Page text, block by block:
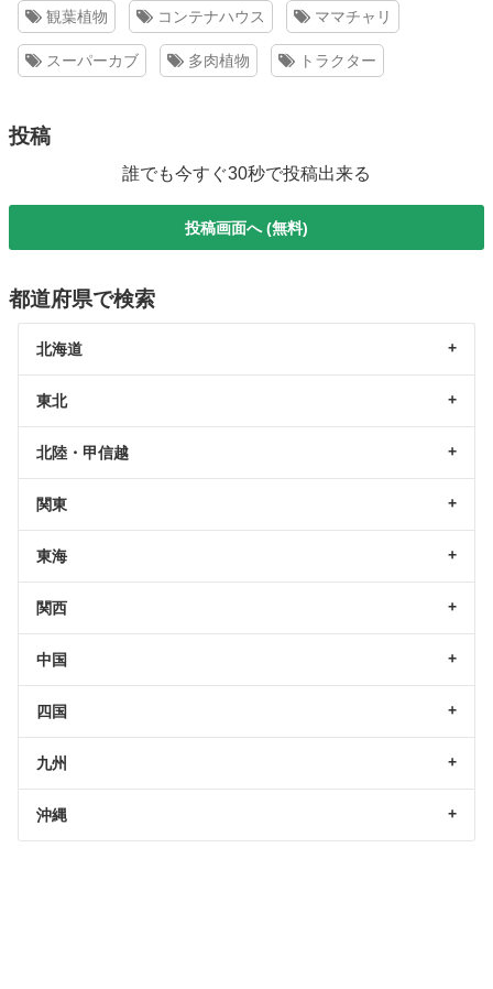
観葉植物 コンテナハウス ママチャリ
スーパーカブ 多肉植物 トラクター
投稿
誰でも今すぐ30秒で投稿出来る
投稿画面へ (無料)
都道府県で検索
北海道
東北
北陸・甲信越
関東
東海
関西
中国
四国
九州
沖縄